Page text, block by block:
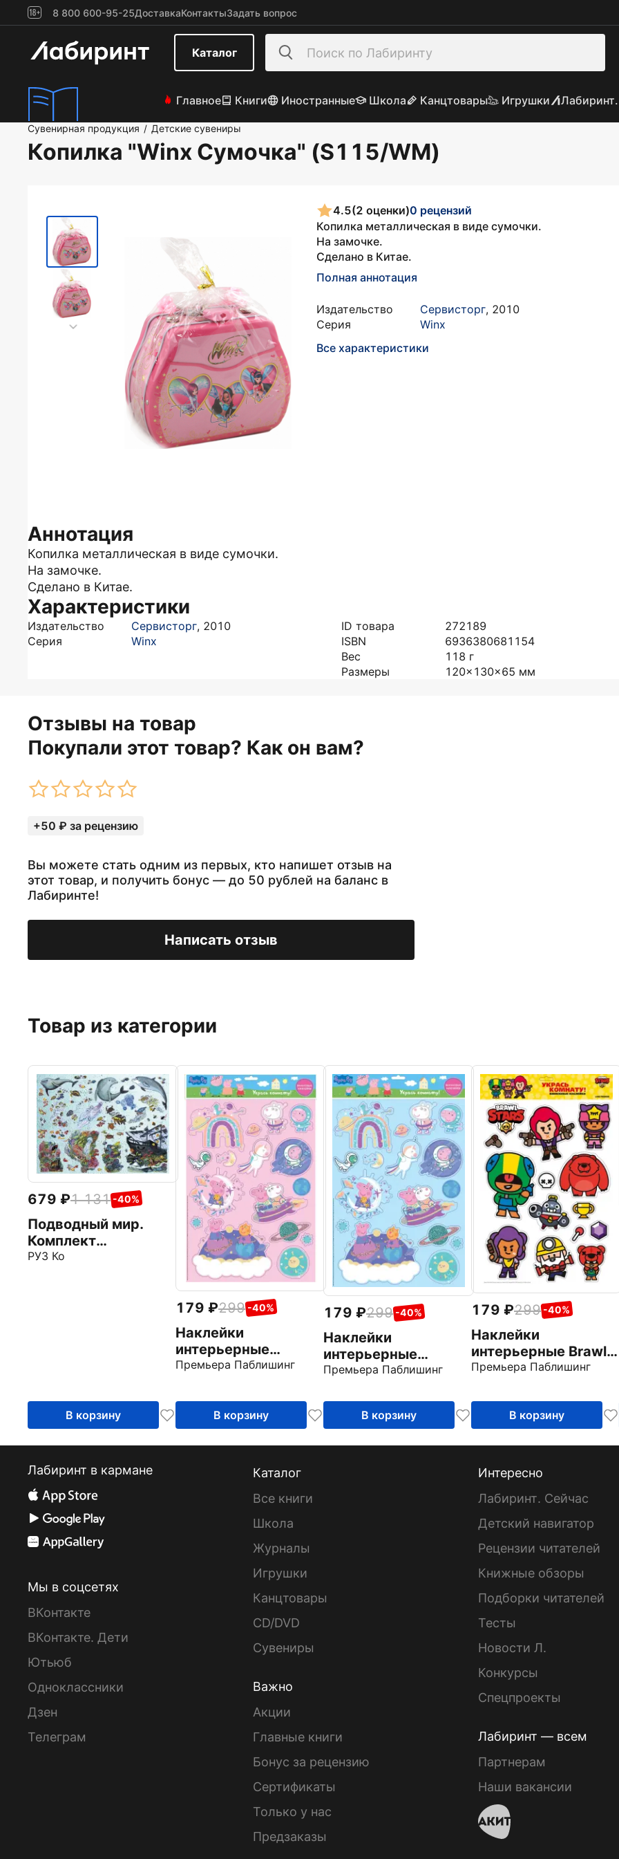
8 800 600-95-25ДоставкаКонтактыЗадать вопрос
Каталог
Главное Книги Иностранные Школа Канцтовары Игрушки
Сувенирная продукция / Детские сувениры
Копилка "Winx Сумочка" (S115/WM)
4.5(2 оценки)0 рецензий
Копилка металлическая в виде сумочки.
На замочке.
Сделано в Китае.
Полная аннотация
Издательство Сервисторг, 2010
Серия
Winx
Все характеристики
Аннотация
Копилка металлическая в виде сумочки.
На замочке.
Сделано в Китае.
Характеристики
Издательство Сервисторг, 2010
Серия
Winx
ID товара
272189
ISBN
6936380681154
Вес
118 г
Размеры
120x130x65 мм
Отзывы на товар
Покупали этот товар? Как он вам?
+50 ₽ за рецензию
Вы можете стать одним из первых, кто напишет отзыв на
этот товар, и получить бонус — до 50 рублей на баланс в
Лабиринте!
Написать отзыв
Товар из категории
679 1 131 -40%
Подводный мир.
Комплект
интерьерных
РУЗ Ко
В корзину
179 299 -40%
Наклейки
интерьерные
розовые Свинка
Премьера Паблишинг
В корзину
179 299 -40%
Наклейки
интерьерные
голубые Свинка
Премьера Паблишинг
В корзину
179 299 -40%
Наклейки
интерьерные Brawl
Stars
Премьера Паблишинг
В корзину
Лабиринт в кармане
Мы в соцсетях
ВКонтакте
ВКонтакте. Дети
Ютьюб
Одноклассники
Дзен
Телеграм
Каталог
Все книги
Школа
Журналы
Игрушки
Канцтовары
CD/DVD
Сувениры
Важно
Акции
Главные книги
Бонус за рецензию
Сертификаты
Только у нас
Предзаказы
Интересно
Лабиринт. Сейчас
Детский навигатор
Рецензии читателей
Книжные обзоры
Подборки читателей
Тесты
Новости Л.
Конкурсы
Спецпроекты
Лабиринт — всем
Партнерам
Наши вакансии